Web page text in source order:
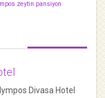
zeytin pansiyon
Divasa Hotel